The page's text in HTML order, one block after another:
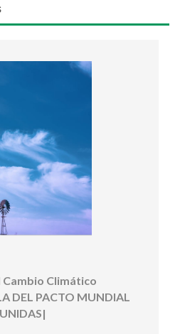
Climático
DEL PACTO MUNDIAL